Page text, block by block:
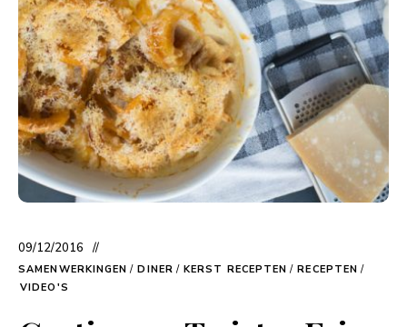
09/12/2016
SAMENWERKINGEN / DINER / KERST RECEPTEN / RECEPTEN /
VIDEO'S